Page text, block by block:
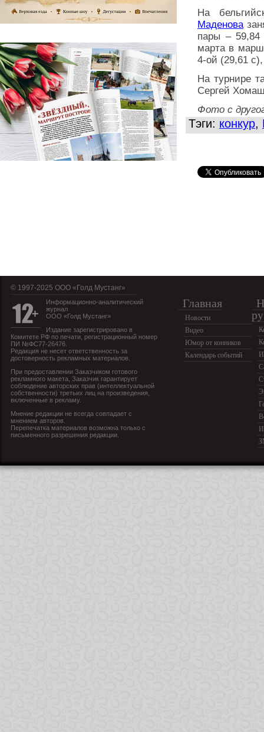
На
Маденова
пары –
марта в
4-ой (29,61
На турнире
Сергей
Фото с
Тэги: конкур,
© 1997-2025 OOO «Голд Мустанг»
Информационно-аналитический
журнал
ООО «Голд Мустанг»
Издание зарегистрировано в
Комитете РФ по печати, регистрационный номер
ПИ №ФС77-26476.
Редакция не несет ответственность за
достоверность рекламных материалов.
При предоставлении Заказчиком готового
рекламного макета, Заказчик гарантирует
соблюдение авторских прав (интеллектуальной
собственности) третьих лиц на произведения,
включенные в рекламу.
Мнение редакции не всегда совпадает с
мнением авторов.
Перепечатка материалов возможна только с
письменного разрешения редакции.
Главная
Новости
Видео
Юмор от конников
Календарь событий